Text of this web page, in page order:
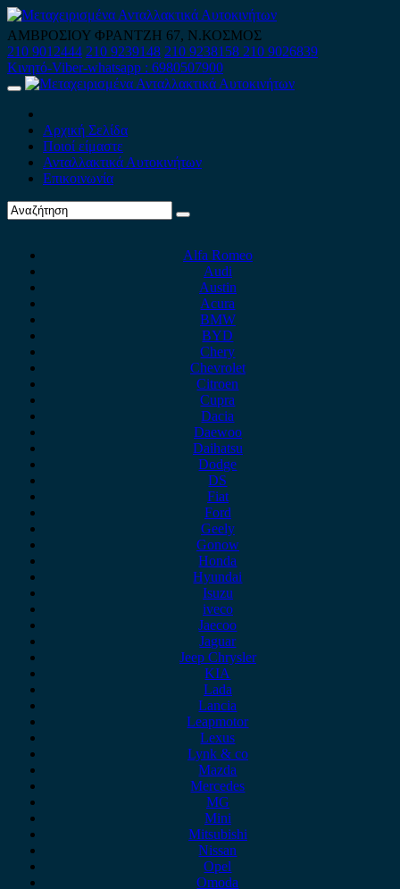
Skip
to
content
ΑΜΒΡΟΣΙΟΥ ΦΡΑΝΤΖΗ 67, Ν.ΚΟΣΜΟΣ
210 9012444 210 9239148 210 9238158 210 9026839
Κινητό-Viber-whatsapp : 6980507900
Primary
Αρχική Σελίδα
Ποιοί είμαστε
Ανταλλακτικά Αυτοκινήτων
Επικοινωνία
Alfa Romeo
Audi
Austin
Acura
BMW
BYD
Chery
Chevrolet
Citroen
Cupra
Dacia
Daewoo
Daihatsu
Dodge
DS
Fiat
Ford
Geely
Gonow
Honda
Hyundai
Isuzu
iveco
Jaecoo
Jaguar
Jeep Chrysler
KIA
Lada
Lancia
Leapmotor
Lexus
Lynk & co
Mazda
Mercedes
MG
Mini
Mitsubishi
Nissan
Opel
Omoda